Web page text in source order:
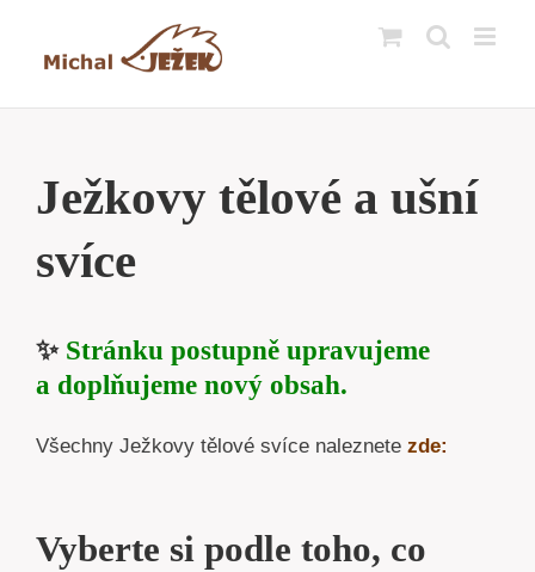
Ježkovy tělové a ušní
svíce
✨ Stránku postupně upravujeme
a doplňujeme nový obsah.
Všechny Ježkovy tělové svíce naleznete zde:
Vyberte si podle toho, co